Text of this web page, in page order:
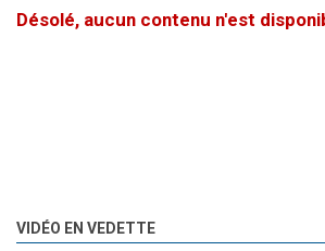
Désolé, aucun contenu n'est
VIDÉO EN VEDETTE